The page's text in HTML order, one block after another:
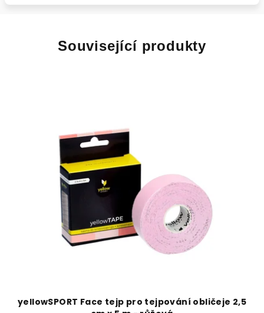
Související produkty
yellowSPORT Face tejp pro tejpování obličeje 2,5